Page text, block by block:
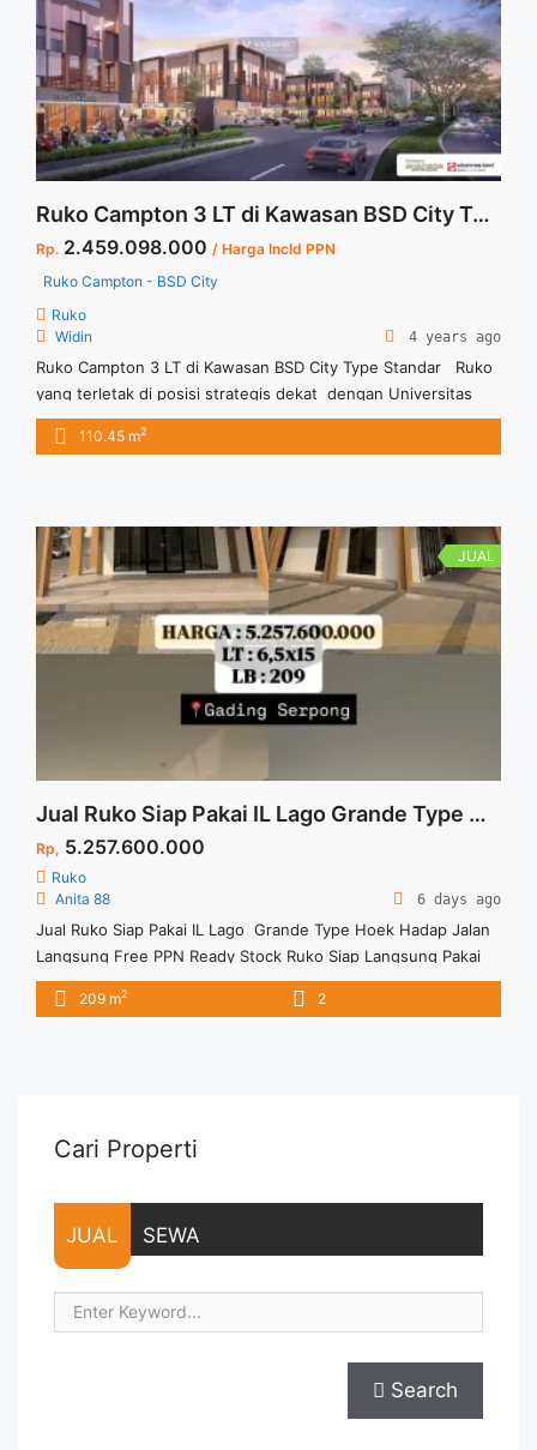
Ruko Campton 3 LT di Kawasan BSD City Type Standar
Rp. 2.459.098.000 / Harga Incld PPN
Ruko Campton - BSD City
Ruko
Widin
4 years ago
Ruko Campton 3 LT di Kawasan BSD City Type Standar Ruko
yang terletak di posisi strategis dekat dengan Universitas
Atmajaya Dan Pasar Intermoda BSD Ruko ini terdiri dari 3
Lantai dengan berbagai ukuran Dimensi 4 x 9
110.45 m2
JUAL
Jual Ruko Siap Pakai IL Lago Grande Type Hoek Hadap Jalan Langsung Free PPN Ready Stock Ruko Siap Langsung Pakai Gading Serpong
Rp, 5.257.600.000
Ruko
Anita 88
6 days ago
Jual Ruko Siap Pakai IL Lago Grande Type Hoek Hadap Jalan
Langsung Free PPN Ready Stock Ruko Siap Langsung Pakai
Gading Serpong Spesifikasi : Size LT : 97.5 M2 Size LB : 209
M2 Type : Hoek Free PPN Produk Ruko Ready dan bisa
209 m2 2
Cari Properti
JUAL SEWA
Search